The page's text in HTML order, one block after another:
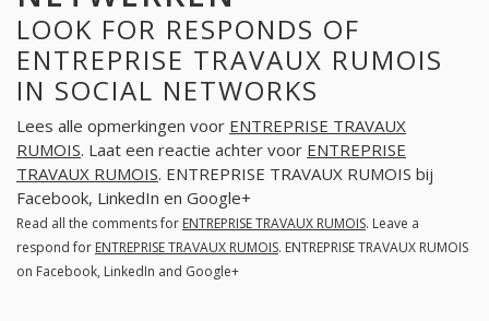
LOOK FOR RESPONDS OF
ENTREPRISE TRAVAUX RUMOIS
IN SOCIAL NETWORKS
Lees alle opmerkingen voor ENTREPRISE TRAVAUX
RUMOIS. Laat een reactie achter voor ENTREPRISE
TRAVAUX RUMOIS. ENTREPRISE TRAVAUX RUMOIS bij
Facebook, LinkedIn en Google+
Read all the comments for ENTREPRISE TRAVAUX RUMOIS. Leave a
respond for ENTREPRISE TRAVAUX RUMOIS. ENTREPRISE TRAVAUX RUMOIS
on Facebook, LinkedIn and Google+